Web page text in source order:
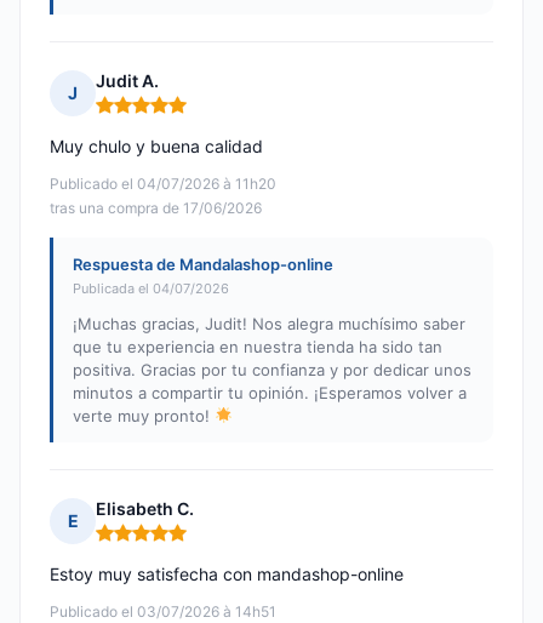
J
Judit A.
Nota: 5 de 5
Publicado el 04/07/2026 à 11h20
tras una compra de 17/06/2026
Muy chulo y buena calidad
Respuesta de Mandalashop-online
Publicada el 04/07/2026
¡Muchas gracias, Judit! Nos alegra muchísimo saber
que tu experiencia en nuestra tienda ha sido tan
positiva. Gracias por tu confianza y por dedicar unos
minutos a compartir tu opinión. ¡Esperamos volver a
verte muy pronto!
E
Elisabeth C.
Nota: 5 de 5
Publicado el 03/07/2026 à 14h51
Estoy muy satisfecha con mandashop-online